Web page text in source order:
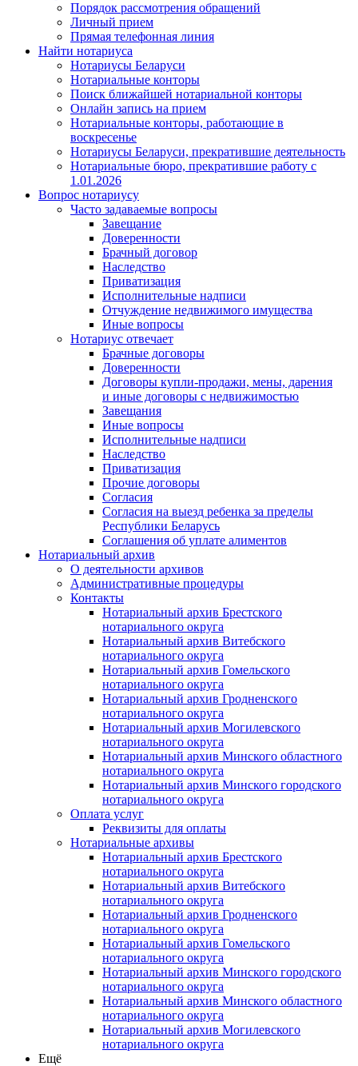
Порядок рассмотрения обращений
Личный прием
Прямая телефонная линия
Найти нотариуса
Нотариусы Беларуси
Нотариальные конторы
Поиск ближайшей нотариальной конторы
Онлайн запись на прием
Нотариальные конторы, работающие в
воскресенье
Нотариусы Беларуси, прекратившие деятельность
Нотариальные бюро, прекратившие работу с
1.01.2026
Вопрос нотариусу
Часто задаваемые вопросы
Завещание
Доверенности
Брачный договор
Наследство
Приватизация
Исполнительные надписи
Отчуждение недвижимого имущества
Иные вопросы
Нотариус отвечает
Брачные договоры
Доверенности
Договоры купли-продажи, мены, дарения
и иные договоры с недвижимостью
Завещания
Иные вопросы
Исполнительные надписи
Наследство
Приватизация
Прочие договоры
Согласия
Согласия на выезд ребенка за пределы
Республики Беларусь
Соглашения об уплате алиментов
Нотариальный архив
О деятельности архивов
Административные процедуры
Контакты
Нотариальный архив Брестского
нотариального округа
Нотариальный архив Витебского
нотариального округа
Нотариальный архив Гомельского
нотариального округа
Нотариальный архив Гродненского
нотариального округа
Нотариальный архив Могилевского
нотариального округа
Нотариальный архив Минского областного
нотариального округа
Нотариальный архив Минского городского
нотариального округа
Оплата услуг
Реквизиты для оплаты
Нотариальные архивы
Нотариальный архив Брестского
нотариального округа
Нотариальный архив Витебского
нотариального округа
Нотариальный архив Гродненского
нотариального округа
Нотариальный архив Гомельского
нотариального округа
Нотариальный архив Минского городского
нотариального округа
Нотариальный архив Минского областного
нотариального округа
Нотариальный архив Могилевского
нотариального округа
Ещё